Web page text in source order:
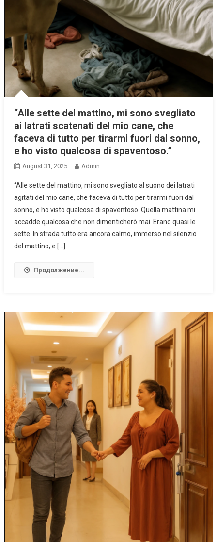
“Alle sette del mattino, mi sono svegliato
ai latrati scatenati del mio cane, che
faceva di tutto per tirarmi fuori dal sonno,
e ho visto qualcosa di spaventoso.”
August 31, 2025 Admin
“Alle sette del mattino, mi sono svegliato al suono dei latrati
agitati del mio cane, che faceva di tutto per tirarmi fuori dal
sonno, e ho visto qualcosa di spaventoso. Quella mattina mi
accadde qualcosa che non dimenticherò mai. Erano quasi le
sette. In strada tutto era ancora calmo, immerso nel silenzio
del mattino, e […]
Продолжение...